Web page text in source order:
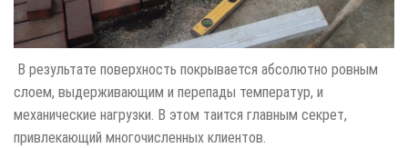
В результате поверхность покрывается абсолютно ровным
слоем, выдерживающим и перепады температур, и
механические нагрузки. В этом таится главным секрет,
привлекающий многочисленных клиентов.